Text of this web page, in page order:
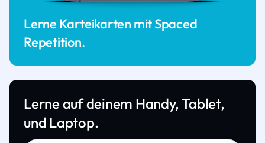
Lerne Karteikarten mit Spaced
Repetition.
Lerne auf deinem Handy, Tablet,
und Laptop.